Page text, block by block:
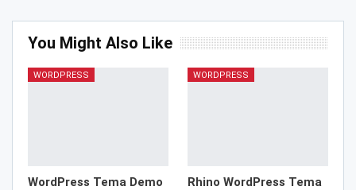
You Might Also Like
WORDPRESS
WordPress Tema Demo
WORDPRESS
Rhino WordPress Tema